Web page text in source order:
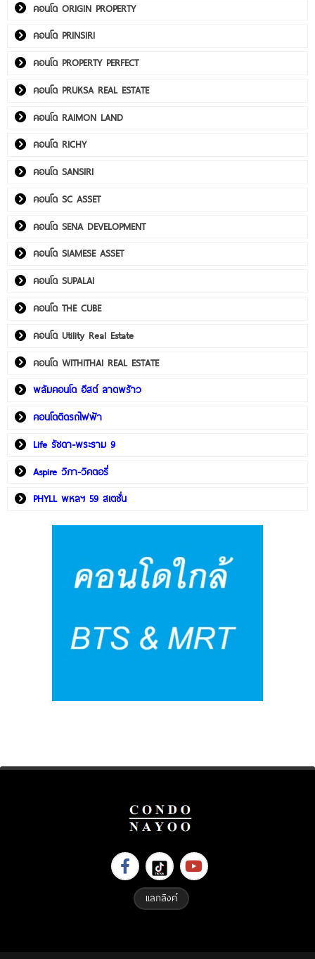
คอนโด ORIGIN PROPERTY
คอนโด PRINSIRI
คอนโด PROPERTY PERFECT
คอนโด PRUKSA REAL ESTATE
คอนโด RAIMON LAND
คอนโด RICHY
คอนโด SANSIRI
คอนโด SC ASSET
คอนโด SENA DEVELOPMENT
คอนโด SIAMESE ASSET
คอนโด SUPALAI
คอนโด THE CUBE
คอนโด Utility Real Estate
คอนโด WITHITHAI REAL ESTATE
พลัมคอนโด อีสต์ ลาดพร้าว
คอนโดติดรถไฟฟ้า
Life รัชดา-พระราม 9
Aspire วิภา-วิคตอรี่
PHYLL พหลฯ 59 สเตชั่น
แลกลิงค์